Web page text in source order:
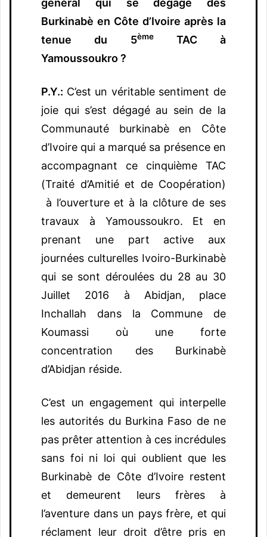
général qui se dégage des
Burkinabè en Côte d’Ivoire après la
tenue du 5èmeTAC à
Yamoussoukro ?
P.Y.: C’est un véritable sentiment de
joie qui s’est dégagé au sein de la
Communauté burkinabè en Côte
d’Ivoire qui a marqué sa présence en
accompagnant ce cinquième TAC
(Traité d’Amitié et de Coopération)
à l’ouverture et à la clôture de ses
travaux à Yamoussoukro. Et en
prenant une part active aux
journées culturelles Ivoiro-Burkinabè
qui se sont déroulées du 28 au 30
Juillet 2016 à Abidjan, place
Inchallah dans la Commune de
Koumassi où une forte
concentration des Burkinabè
d’Abidjan réside.
C’est un engagement qui interpelle
les autorités du Burkina Faso de ne
pas prêter attention à ces incrédules
sans foi ni loi qui oublient que les
Burkinabè de Côte d’Ivoire restent
et demeurent leurs frères à
l’aventure dans un pays frère, et qui
réclament leur droit d’être pris en